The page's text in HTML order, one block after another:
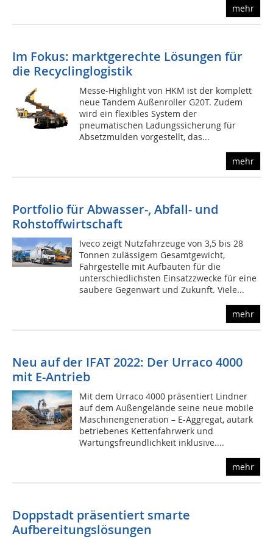
mehr
Im Fokus: marktgerechte Lösungen für
die Recyclinglogistik
Messe-Highlight von HKM ist der komplett
neue Tandem Außenroller G20T. Zudem
wird ein flexibles System der
pneumatischen Ladungssicherung für
Absetzmulden vorgestellt, das...
mehr
Portfolio für Abwasser-, Abfall- und
Rohstoffwirtschaft
Iveco zeigt Nutzfahrzeuge von 3,5 bis 28
Tonnen zulässigem Gesamtgewicht,
Fahrgestelle mit Aufbauten für die
unterschiedlichsten Einsatzzwecke für eine
saubere Gegenwart und Zukunft. Viele...
mehr
Neu auf der IFAT 2022: Der Urraco 4000
mit E-Antrieb
Mit dem Urraco 4000 präsentiert Lindner
auf dem Außengelände seine neue mobile
Maschinengeneration – E-Aggregat, autark
betriebenes Kettenfahrwerk und
Wartungsfreundlichkeit inklusive....
mehr
Doppstadt präsentiert smarte
Aufbereitungslösungen